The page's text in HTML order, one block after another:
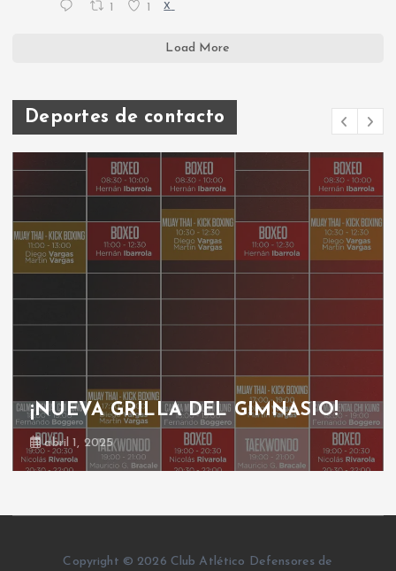
1 1 X
Load More
Deportes de contacto
¡NUEVA GRILLA DEL GIMNASIO!
abril 1, 2025
Copyright © 2026 Club Atlético Defensores de